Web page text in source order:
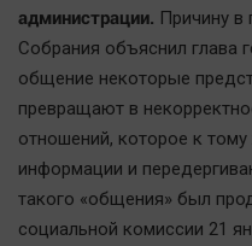
Наша победа
Общество
Политика
Происшествия
Здоровье
Культура
администрации. Причину в
Собрания объяснил глава
общение некоторые
превращают в
отношений, которое к
информации и
такого «общения» был
социальной комиссии 21